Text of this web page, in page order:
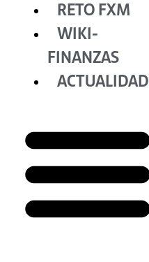
RETO FXM
WIKI-
FINANZAS
ACTUALIDAD